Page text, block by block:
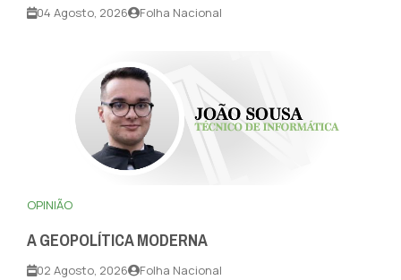
04 Agosto, 2026 Folha Nacional
OPINIÃO
A GEOPOLÍTICA MODERNA
02 Agosto, 2026 Folha Nacional